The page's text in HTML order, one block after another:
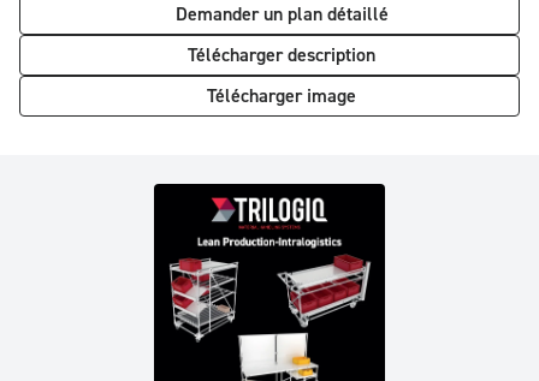
Demander un plan détaillé
Télécharger description
Télécharger image